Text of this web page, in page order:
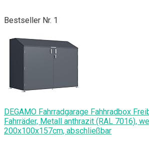
Bestseller Nr. 1
DEGAMO Fahrradgarage Fahhradbox
Fahrräder, Metall anthrazit (RAL 7016),
200x100x157cm, abschließbar